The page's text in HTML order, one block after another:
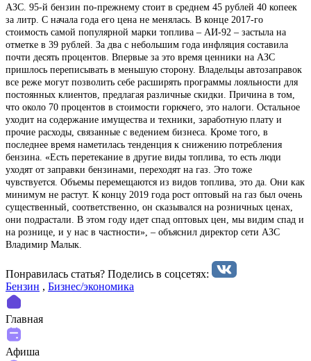
АЗС. 95-й бензин по-прежнему стоит в среднем 45 рублей 40 копеек
за литр. С начала года его цена не менялась. В конце 2017-го
стоимость самой популярной марки топлива – АИ-92 – застыла на
отметке в 39 рублей. За два с небольшим года инфляция составила
почти десять процентов. Впервые за это время ценники на АЗС
пришлось переписывать в меньшую сторону. Владельцы автозаправок
все реже могут позволить себе расширять программы лояльности для
постоянных клиентов, предлагая различные скидки. Причина в том,
что около 70 процентов в стоимости горючего, это налоги. Остальное
уходит на содержание имущества и техники, заработную плату и
прочие расходы, связанные с ведением бизнеса. Кроме того, в
последнее время наметилась тенденция к снижению потребления
бензина. «Есть перетекание в другие виды топлива, то есть люди
уходят от заправки бензинами, переходят на газ. Это тоже
чувствуется. Объемы перемещаются из видов топлива, это да. Они как
минимум не растут. К концу 2019 года рост оптовый на газ был очень
существенный, соответственно, он сказывался на розничных ценах,
они подрастали. В этом году идет спад оптовых цен, мы видим спад и
на рознице, и у нас в частности», – объяснил директор сети АЗС
Владимир Малык.
Понравилась статья? Поделиcь в соцсетях:
Бензин , Бизнес/экономика
Главная
Афиша